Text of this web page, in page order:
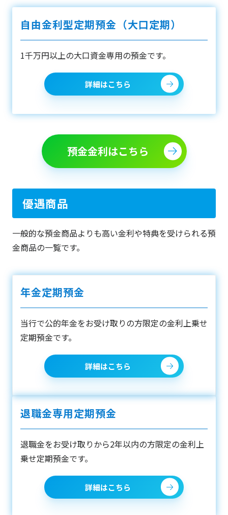
自由金利型定期預金（大口定期）
1千万円以上の大口資金専用の預金です。
詳細はこちら
預金金利はこちら
優遇商品
一般的な預金商品よりも高い金利や特典を受けられる預
金商品の一覧です。
年金定期預金
当行で公的年金をお受け取りの方限定の金利上乗せ
定期預金です。
詳細はこちら
退職金専用定期預金
退職金をお受け取りから2年以内の方限定の金利上
乗せ定期預金です。
詳細はこちら